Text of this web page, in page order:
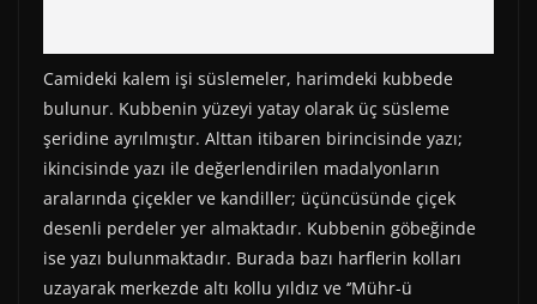
Camideki kalem işi süslemeler, harimdeki kubbede
bulunur. Kubbenin yüzeyi yatay olarak üç süsleme
şeridine ayrılmıştır. Alttan itibaren birincisinde yazı;
ikincisinde yazı ile değerlendirilen madalyonların
aralarında çiçekler ve kandiller; üçüncüsünde çiçek
desenli perdeler yer almaktadır. Kubbenin göbeğinde
ise yazı bulunmaktadır. Burada bazı harflerin kolları
uzayarak merkezde altı kollu yıldız ve ‘’Mühr-ü